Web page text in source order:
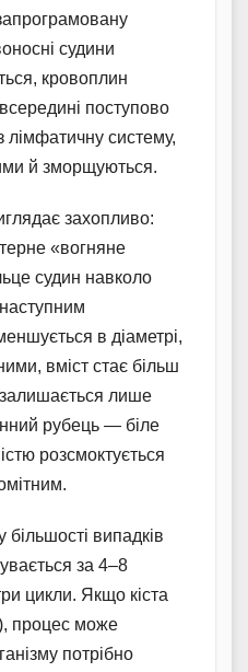
судини
кровоплин
поступово
лімфатичну систему,
й зморщуються.
захопливо:
«вогняне
судин навколо
в діаметрі,
вміст стає більш
лише
рубець — біле
розсмоктується
випадків
за 4–8
цикли. Якщо кіста
процес може
потрібно